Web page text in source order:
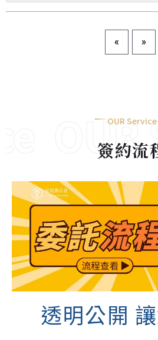
« »
OUR
OUR Service
簽約流
透明公開